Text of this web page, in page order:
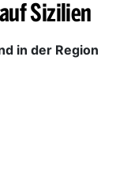
Sizilien
in der Region